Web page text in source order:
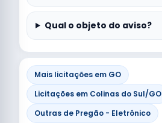
Qual o objeto do aviso?
Mais licitações em GO
Licitações em Colinas do Sul/GO
Outras de Pregão - Eletrônico